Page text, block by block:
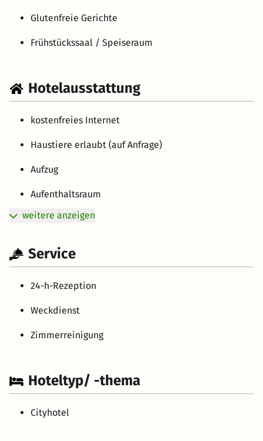
Glutenfreie Gerichte
Frühstückssaal / Speiseraum
Hotelausstattung
kostenfreies Internet
Haustiere erlaubt (auf Anfrage)
Aufzug
Aufenthaltsraum
weitere anzeigen
Service
24-h-Rezeption
Weckdienst
Zimmerreinigung
Hoteltyp/ -thema
Cityhotel